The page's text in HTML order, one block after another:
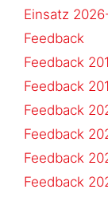
Einsatz
Feedback
Feedback
Feedback
Feedback
Feedback
Feedback
Feedback